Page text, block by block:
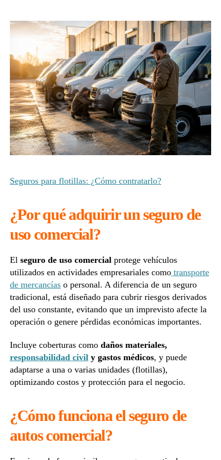
Seguros para flotillas: ¿Cómo contratarlo?
¿Por qué adquirir un seguro de
uso comercial?
El seguro de uso comercial protege vehículos
utilizados en actividades empresariales como transporte
de mercancías o personal. A diferencia de un seguro
tradicional, está diseñado para cubrir riesgos derivados
del uso constante, evitando que un imprevisto afecte la
operación o genere pérdidas económicas importantes.
Incluye coberturas como daños materiales,
responsabilidad civil y gastos médicos, y puede
adaptarse a una o varias unidades (flotillas),
optimizando costos y protección para el negocio.
¿Cómo funciona el seguro de
autos comercial?